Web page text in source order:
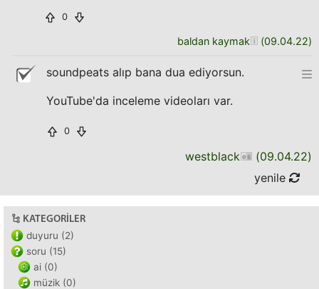
0
baldan kaymak (09.04.22)
soundpeats alıp bana dua ediyorsun.
YouTube'da inceleme videoları var.
0
westblack (09.04.22)
yenile
KATEGORILER
duyuru (2)
soru (15)
ai (0)
müzik (0)